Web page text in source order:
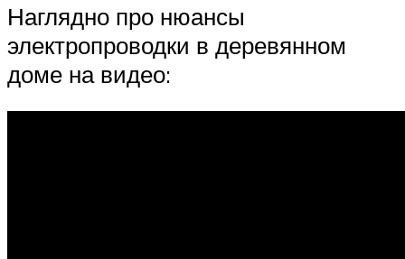
Наглядно про нюансы
электропроводки в деревянном
доме на видео: